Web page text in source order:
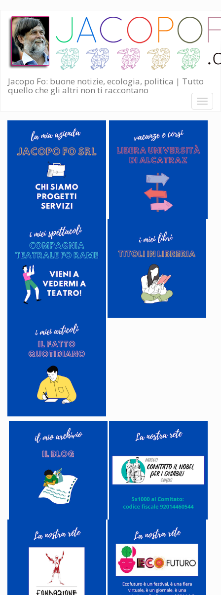
Salta
contenuto
principale
Jacopo Fo: buone notizie, ecologia, politica | Tutto
quello che gli altri non ti raccontano
Toggle